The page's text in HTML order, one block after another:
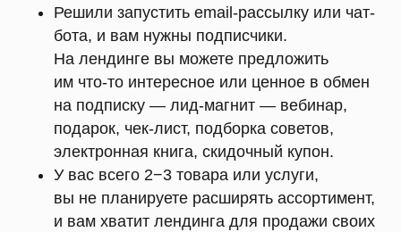
Решили запустить email-рассылку или чат-
бота, и вам нужны подписчики.
На лендинге вы можете предложить
им что-то интересное или ценное в обмен
на подписку — лид-магнит — вебинар,
подарок, чек-лист, подборка советов,
электронная книга, скидочный купон.
У вас всего 2−3 товара или услуги,
вы не планируете расширять ассортимент,
и вам хватит лендинга для продажи своих